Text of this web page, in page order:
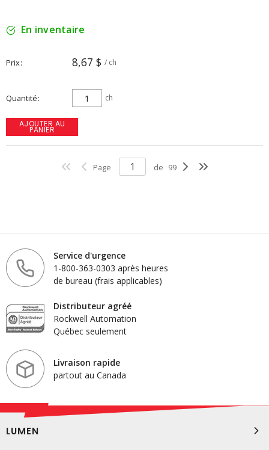
En inventaire
Prix 8,67 $ / ch
Quantité ch
AJOUTER AU
PANIER
Page de 99
Service d'urgence
1-800-363-0303 après heures
de bureau (frais applicables)
Distributeur agréé
Rockwell Automation
Québec seulement
Livraison rapide
partout au Canada
LUMEN